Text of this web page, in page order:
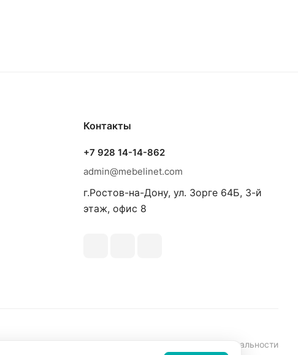
Контакты
+7 928 14-14-862
admin@mebelinet.com
г.Ростов-на-Дону, ул. Зорге 64Б, 3-й
этаж, офис 8
Политика конфиденциальности